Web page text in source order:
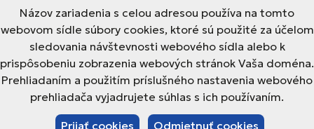
Názov zariadenia s celou adresou používa na tomto
webovom sídle súbory cookies, ktoré sú použité za účelom
sledovania návštevnosti webového sídla alebo k
prispôsobeniu zobrazenia webových stránok Vaša doména.
Prehliadaním a použitím príslušného nastavenia webového
prehliadača vyjadrujete súhlas s ich používaním.
Prijať cookies
Odmietnuť cookies